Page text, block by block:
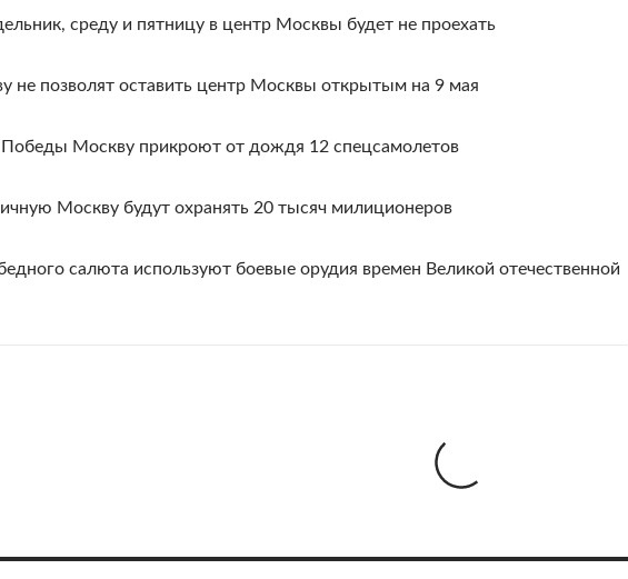
среду и пятницу в центр Москвы будет не проехать
не позволят оставить центр Москвы открытым на 9 мая
Москву прикроют от дождя 12 спецсамолетов
Москву будут охранять 20 тысяч милиционеров
салюта используют боевые орудия времен Великой отечественной